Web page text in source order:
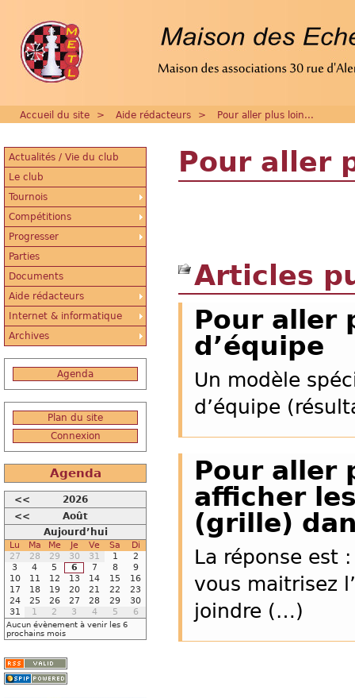
Accueil du site > Aide rédacteurs > Pour aller plus loin...
Pour aller
Articles
Pour aller
d’équipe
Un modèle
d’équipe
Pour aller
afficher
(grille)
La réponse est :
vous maitrisez
joindre (…)
Actualités / Vie du club
Le club
Tournois
Compétitions
Progresser
Parties
Documents
Aide rédacteurs
Internet & informatique
Archives
Agenda
Plan du site
Connexion
Agenda
<<
2026
<<
Août
Aujourd’hui
Lu Ma Me Je Ve Sa
Di
27
28 29 30 31 1
2
3
4 5 6 7 8
9
10
11 12 13 14 15
16
17
18 19 20 21 22
23
24
25 26 27 28 29
30
31
1 2 3 4 5 6
Aucun évènement à venir les 6
prochains mois